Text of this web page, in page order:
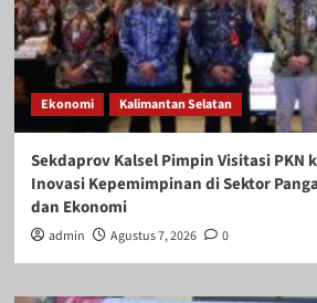
Ekonomi Kalimantan Selatan
Sekdaprov Kalsel Pimpin Visitasi PKN
Inovasi Kepemimpinan di Sektor
dan Ekonomi
admin Agustus 7, 2026 0